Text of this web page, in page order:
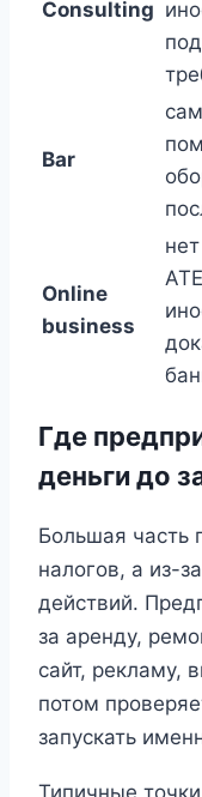
Consulting
Bar
Online
business
Где
деньги до
Большая часть
налогов, а из-
действий.
за аренду,
сайт, рекламу,
потом
запускать
Типичные